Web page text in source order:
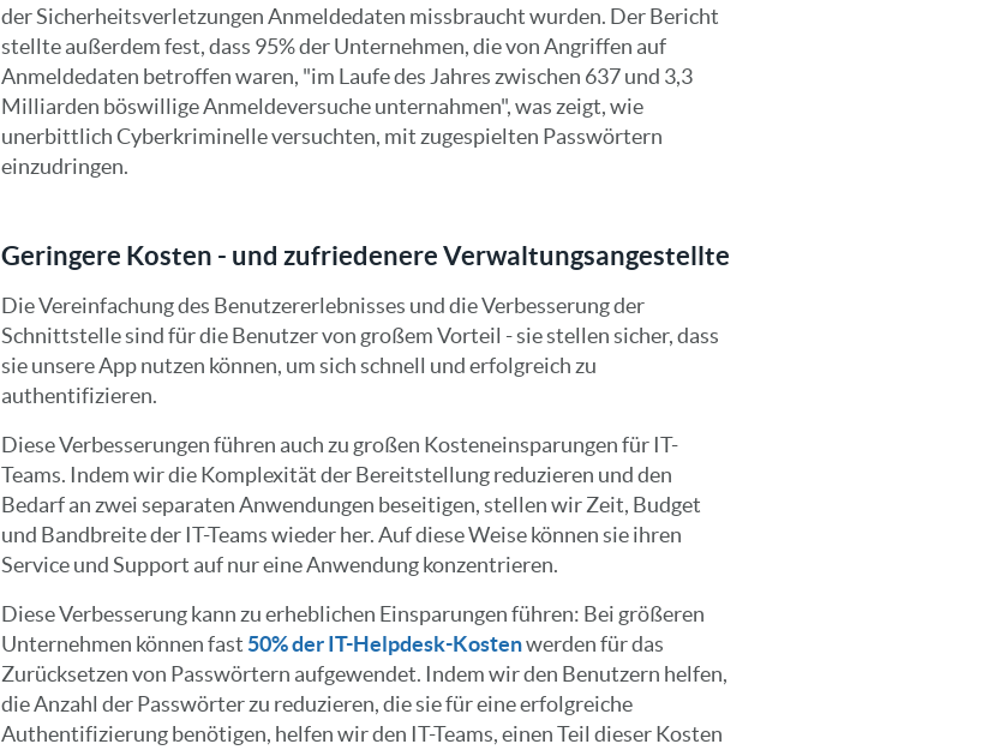
der Sicherheitsverletzungen Anmeldedaten missbraucht wurden. Der Bericht
stellte außerdem fest, dass 95% der Unternehmen, die von Angriffen auf
Anmeldedaten betroffen waren, "im Laufe des Jahres zwischen 637 und 3,3
Milliarden böswillige Anmeldeversuche unternahmen", was zeigt, wie
unerbittlich Cyberkriminelle versuchten, mit zugespielten Passwörtern
einzudringen.
Geringere Kosten - und zufriedenere Verwaltungsangestellte
Die Vereinfachung des Benutzererlebnisses und die Verbesserung der
Schnittstelle sind für die Benutzer von großem Vorteil - sie stellen sicher, dass
sie unsere App nutzen können, um sich schnell und erfolgreich zu
authentifizieren.
Diese Verbesserungen führen auch zu großen Kosteneinsparungen für IT-
Teams. Indem wir die Komplexität der Bereitstellung reduzieren und den
Bedarf an zwei separaten Anwendungen beseitigen, stellen wir Zeit, Budget
und Bandbreite der IT-Teams wieder her. Auf diese Weise können sie ihren
Service und Support auf nur eine Anwendung konzentrieren.
Diese Verbesserung kann zu erheblichen Einsparungen führen: Bei größeren
Unternehmen können fast50% der IT-Helpdesk-Kostenwerden für das
Zurücksetzen von Passwörtern aufgewendet. Indem wir den Benutzern helfen,
die Anzahl der Passwörter zu reduzieren, die sie für eine erfolgreiche
Authentifizierung benötigen, helfen wir den IT-Teams, einen Teil dieser Kosten